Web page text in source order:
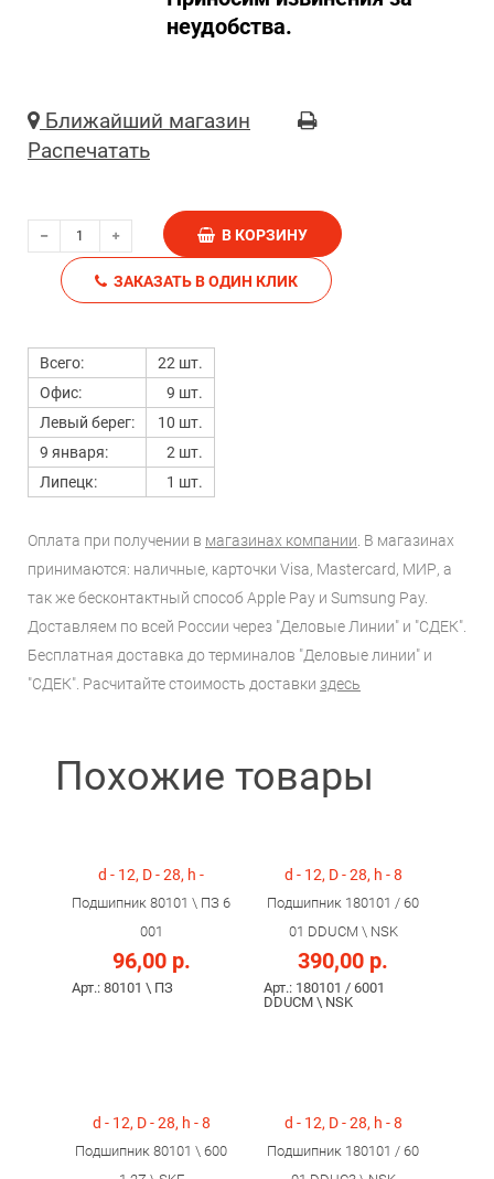
неудобства.
Ближайший магазин
Распечатать
В КОРЗИНУ
ЗАКАЗАТЬ В ОДИН КЛИК
Всего:
22 шт.
Офис:
9 шт.
Левый берег:
10 шт.
9 января:
2 шт.
Липецк:
1 шт.
Оплата при получении в магазинах компании . В магазинах
принимаются: наличные, карточки Visa, Mastercard, МИР, а
так же бесконтактный способ Apple Pay и Sumsung Pay.
Доставляем по всей России через "Деловые Линии" и "СДЕК".
Бесплатная доставка до терминалов "Деловые линии" и
"СДЕК". Расчитайте стоимость доставки здесь
Похожие товары
d - 12, D - 28, h -
Подшипник 80101 \ ПЗ 6
001
96,00 р.
Арт.: 80101 \ ПЗ
d - 12, D - 28, h - 8
Подшипник 180101 / 60
01 DDUCM \ NSK
390,00 р.
Арт.: 180101 / 6001
DDUCM \ NSK
d - 12, D - 28, h - 8
Подшипник 80101 \ 600
d - 12, D - 28, h - 8
Подшипник 180101 / 60